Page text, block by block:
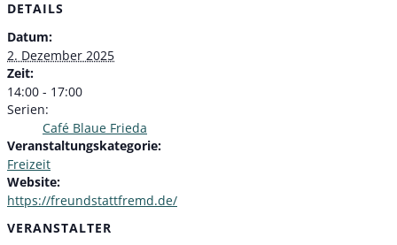
DETAILS
Datum:
2. Dezember 2025
Zeit:
14:00 - 17:00
Serien:
Café Blaue Frieda
Veranstaltungskategorie:
Freizeit
Website:
https://freundstattfremd.de/
VERANSTALTER